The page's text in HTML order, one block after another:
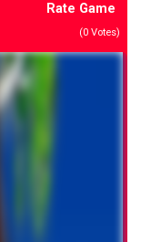
Rate Game
(0 Votes)